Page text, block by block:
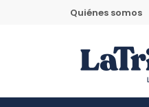
Quiénes somos